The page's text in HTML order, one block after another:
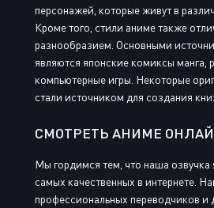
персонажей, которые живут в
Кроме того, стили аниме также
разнообразием. Основными
являются японские комиксы манга,
компьютерные игры. Некоторые
стали источником для создания
СМОТРЕТЬ АНИМЕ
Мы гордимся тем, что наша озвучка
самых качественных в интернете.
профессиональных переводчиков и